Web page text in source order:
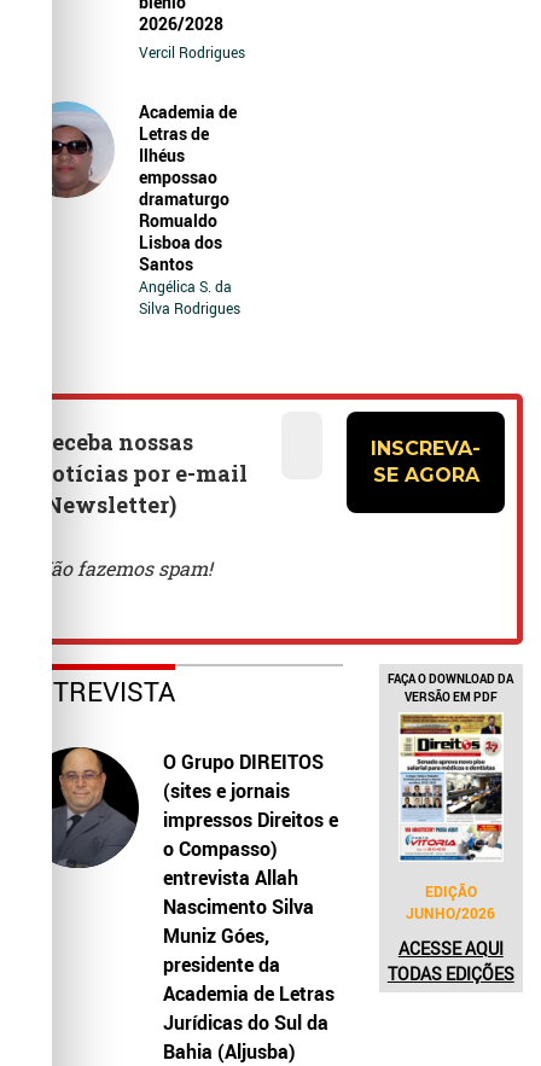
2026/2028
Vercil Rodrigues
Academia de
Letras de
Ilhéus
empossao
dramaturgo
Romualdo
Lisboa dos
Santos
Angélica S. da
Silva Rodrigues
ENTREVISTA
O Grupo DIREITOS
(sites e jornais
impressos Direitos e
o Compasso)
entrevista Allah
Nascimento Silva
Muniz Góes,
presidente da
Academia de Letras
Jurídicas do Sul da
Bahia (Aljusba)
FAÇA O DOWNLOAD DA
VERSÃO EM PDF
EDIÇÃO
JUNHO/2026
ACESSE AQUI
TODAS EDIÇÕES